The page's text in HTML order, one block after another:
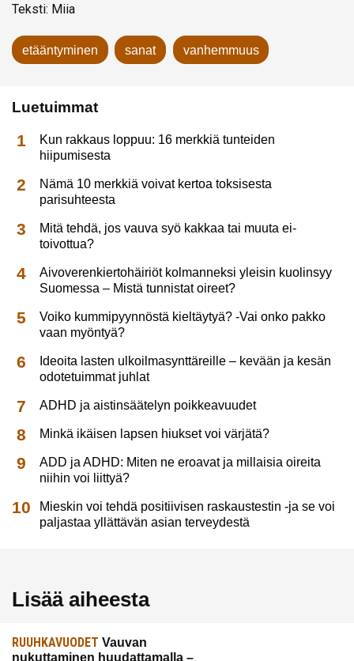
Teksti: Miia
etääntyminen sanat vanhemmuus
Luetuimmat
Kun rakkaus loppuu: 16 merkkiä tunteiden
hiipumisesta
Nämä 10 merkkiä voivat kertoa toksisesta
parisuhteesta
Mitä tehdä, jos vauva syö kakkaa tai muuta ei-
toivottua?
Aivoverenkiertohäiriöt kolmanneksi yleisin kuolinsyy
Suomessa – Mistä tunnistat oireet?
Voiko kummipyynnöstä kieltäytyä? -Vai onko pakko
vaan myöntyä?
Ideoita lasten ulkoilmasynttäreille – kevään ja kesän
odotetuimmat juhlat
ADHD ja aistinsäätelyn poikkeavuudet
Minkä ikäisen lapsen hiukset voi värjätä?
ADD ja ADHD: Miten ne eroavat ja millaisia oireita
niihin voi liittyä?
Mieskin voi tehdä positiivisen raskaustestin -ja se voi
paljastaa yllättävän asian terveydestä
Lisää aiheesta
RUUHKAVUODET Vauvan
nukuttaminen huudattamalla –